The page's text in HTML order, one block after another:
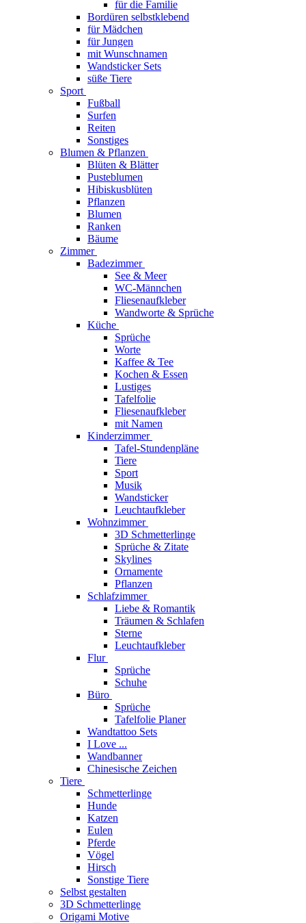
für die Familie
Bordüren selbstklebend
für Mädchen
für Jungen
mit Wunschnamen
Wandsticker Sets
süße Tiere
Sport
Fußball
Surfen
Reiten
Sonstiges
Blumen & Pflanzen
Blüten & Blätter
Pusteblumen
Hibiskusblüten
Pflanzen
Blumen
Ranken
Bäume
Zimmer
Badezimmer
See & Meer
WC-Männchen
Fliesenaufkleber
Wandworte & Sprüche
Küche
Sprüche
Worte
Kaffee & Tee
Kochen & Essen
Lustiges
Tafelfolie
Fliesenaufkleber
mit Namen
Kinderzimmer
Tafel-Stundenpläne
Tiere
Sport
Musik
Wandsticker
Leuchtaufkleber
Wohnzimmer
3D Schmetterlinge
Sprüche & Zitate
Skylines
Ornamente
Pflanzen
Schlafzimmer
Liebe & Romantik
Träumen & Schlafen
Sterne
Leuchtaufkleber
Flur
Sprüche
Schuhe
Büro
Sprüche
Tafelfolie Planer
Wandtattoo Sets
I Love ...
Wandbanner
Chinesische Zeichen
Tiere
Schmetterlinge
Hunde
Katzen
Eulen
Pferde
Vögel
Hirsch
Sonstige Tiere
Selbst gestalten
3D Schmetterlinge
Origami Motive